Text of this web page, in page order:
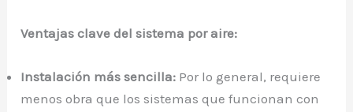
Ventajas clave del sistema por aire:
Instalación más sencilla: Por lo general, requiere
menos obra que los sistemas que funcionan con